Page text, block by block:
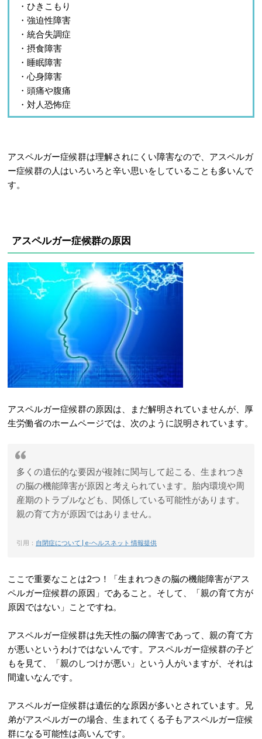
・ひきこもり
・強迫性障害
・統合失調症
・摂食障害
・睡眠障害
・心身障害
・頭痛や腹痛
・対人恐怖症
アスペルガー症候群は理解されにくい障害なので、アスペルガ
ー症候群の人はいろいろと辛い思いをしていることも多いんで
す。
アスペルガー症候群の原因
アスペルガー症候群の原因は、まだ解明されていませんが、厚
生労働省のホームページでは、次のように説明されています。
多くの遺伝的な要因が複雑に関与して起こる、生まれつき
の脳の機能障害が原因と考えられています。胎内環境や周
産期のトラブルなども、関係している可能性があります。
親の育て方が原因ではありません。
引用： 自閉症について | e-ヘルスネット 情報提供
ここで重要なことは2つ！「生まれつきの脳の機能障害がアス
ペルガー症候群の原因」であること。そして、「親の育て方が
原因ではない」ことですね。
アスペルガー症候群は先天性の脳の障害であって、親の育て方
が悪いというわけではないんです。アスペルガー症候群の子ど
もを見て、「親のしつけが悪い」という人がいますが、それは
間違いなんです。
アスペルガー症候群は遺伝的な原因が多いとされています。兄
弟がアスペルガーの場合、生まれてくる子もアスペルガー症候
群になる可能性は高いんです。